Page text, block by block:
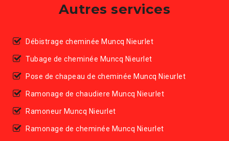
Autres services
Débistrage cheminée Muncq Nieurlet
Tubage de cheminée Muncq Nieurlet
Pose de chapeau de cheminée Muncq Nieurlet
Ramonage de chaudiere Muncq Nieurlet
Ramoneur Muncq Nieurlet
Ramonage de cheminée Muncq Nieurlet